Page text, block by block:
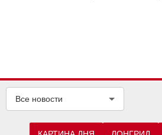
Все новости